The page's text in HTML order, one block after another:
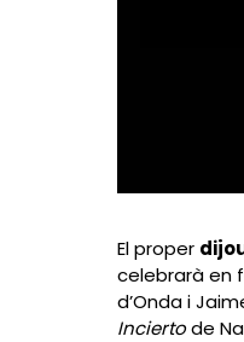
El proper
celebrarà en
d’Onda i
Inciertode